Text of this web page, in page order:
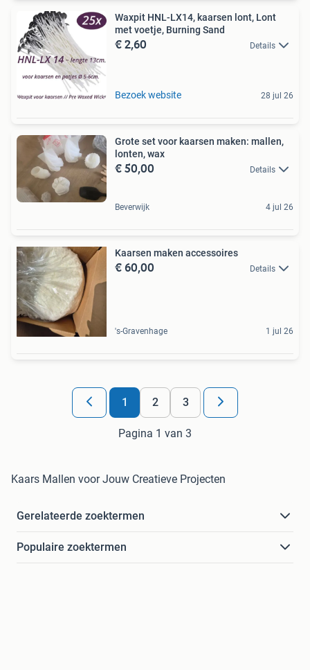
Waxpit HNL-LX14, kaarsen lont, Lont
met voetje, Burning Sand
€ 2,60 Details
Bezoek website 28 jul 26
Grote set voor kaarsen maken: mallen,
lonten, wax
€ 50,00 Details
Beverwijk 4 jul 26
Kaarsen maken accessoires
€ 60,00 Details
's-Gravenhage 1 jul 26
1 2 3
Pagina 1 van 3
Kaars Mallen voor Jouw Creatieve Projecten
Gerelateerde zoektermen
Populaire zoektermen